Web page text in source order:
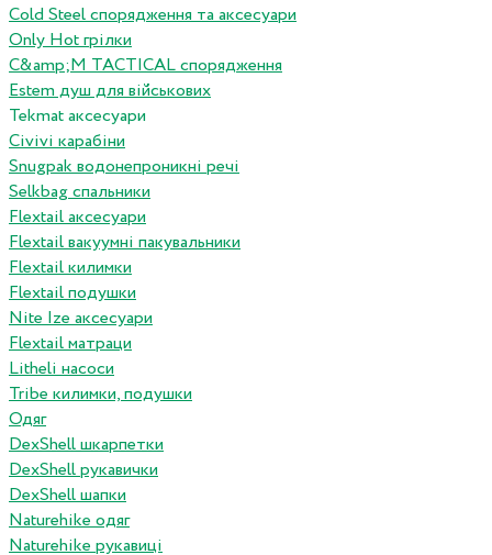
Cold Steel спорядження та аксесуари
Only Hot грілки
C&amp;M TACTICAL спорядження
Estem душ для військових
Tekmat аксесуари
Сivivi карабіни
Snugpak водонепроникні речі
Selkbag спальники
Flextail аксесуари
Flextail вакуумні пакувальники
Flextail килимки
Flextail подушки
Nite Ize аксесуари
Flextail матраци
Litheli насоси
Tribe килимки, подушки
Одяг
DexShell шкарпетки
DexShell рукавички
DexShell шапки
Naturehike одяг
Naturehike рукавиці